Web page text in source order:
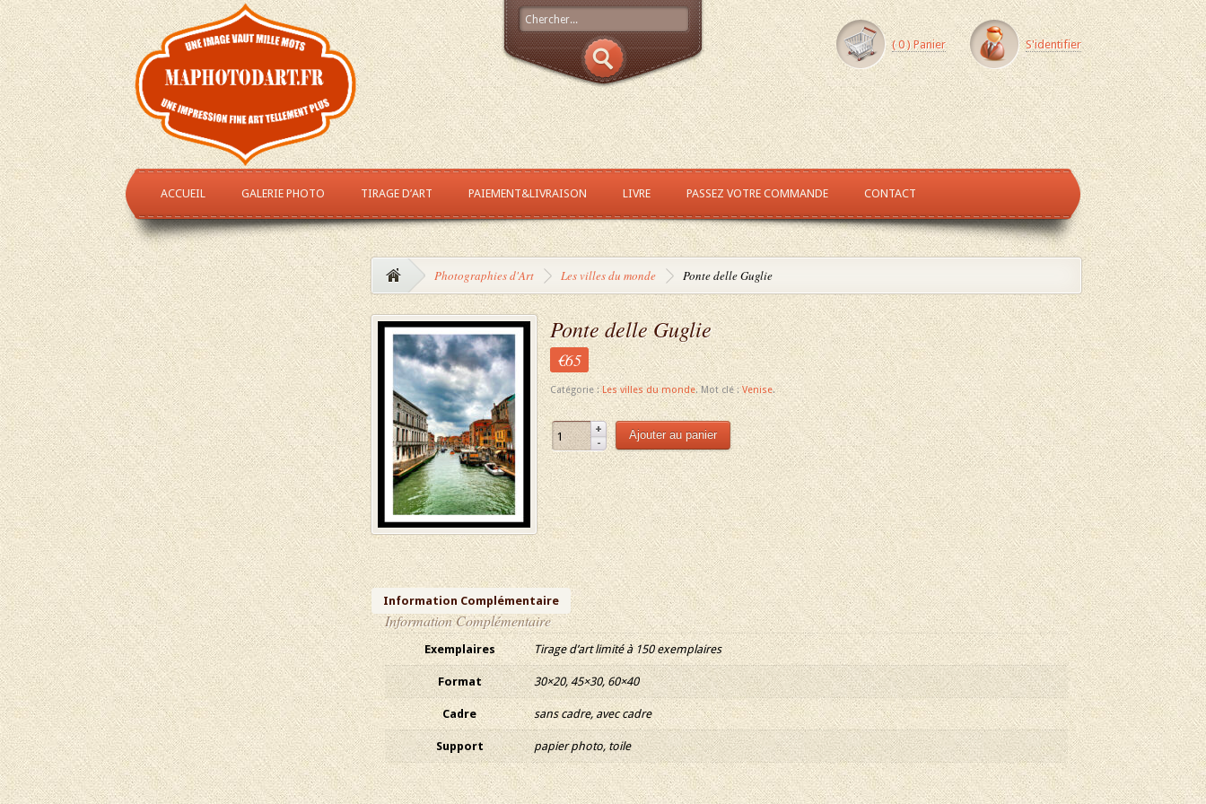
( 0 ) Panier S'identifier
ACCUEIL GALERIE PHOTO TIRAGE D’ART PAIEMENT&LIVRAISON LIVRE PASSEZ VOTRE COMMANDE CONTACT
Photographies d'Art Les villes du monde Ponte delle Guglie
Ponte delle Guglie
€65
Catégorie :Les villes du monde. Mot clé :Venise.
Ajouter au panier
Information Complémentaire
Information Complémentaire
Exemplaires Tirage d’art limité à 150 exemplaires
Format 30×20, 45×30, 60×40
Cadre sans cadre, avec cadre
Support papier photo, toile